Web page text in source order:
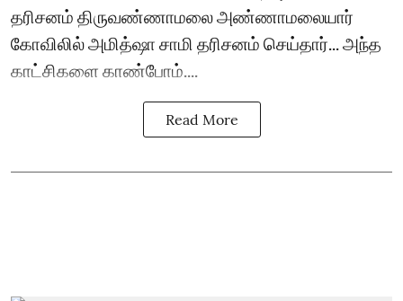
தரிசனம் திருவண்ணாமலை அண்ணாமலையார்
கோவிலில் அமித்ஷா சாமி தரிசனம் செய்தார்... அந்த
காட்சிகளை காண்போம்....
Read More